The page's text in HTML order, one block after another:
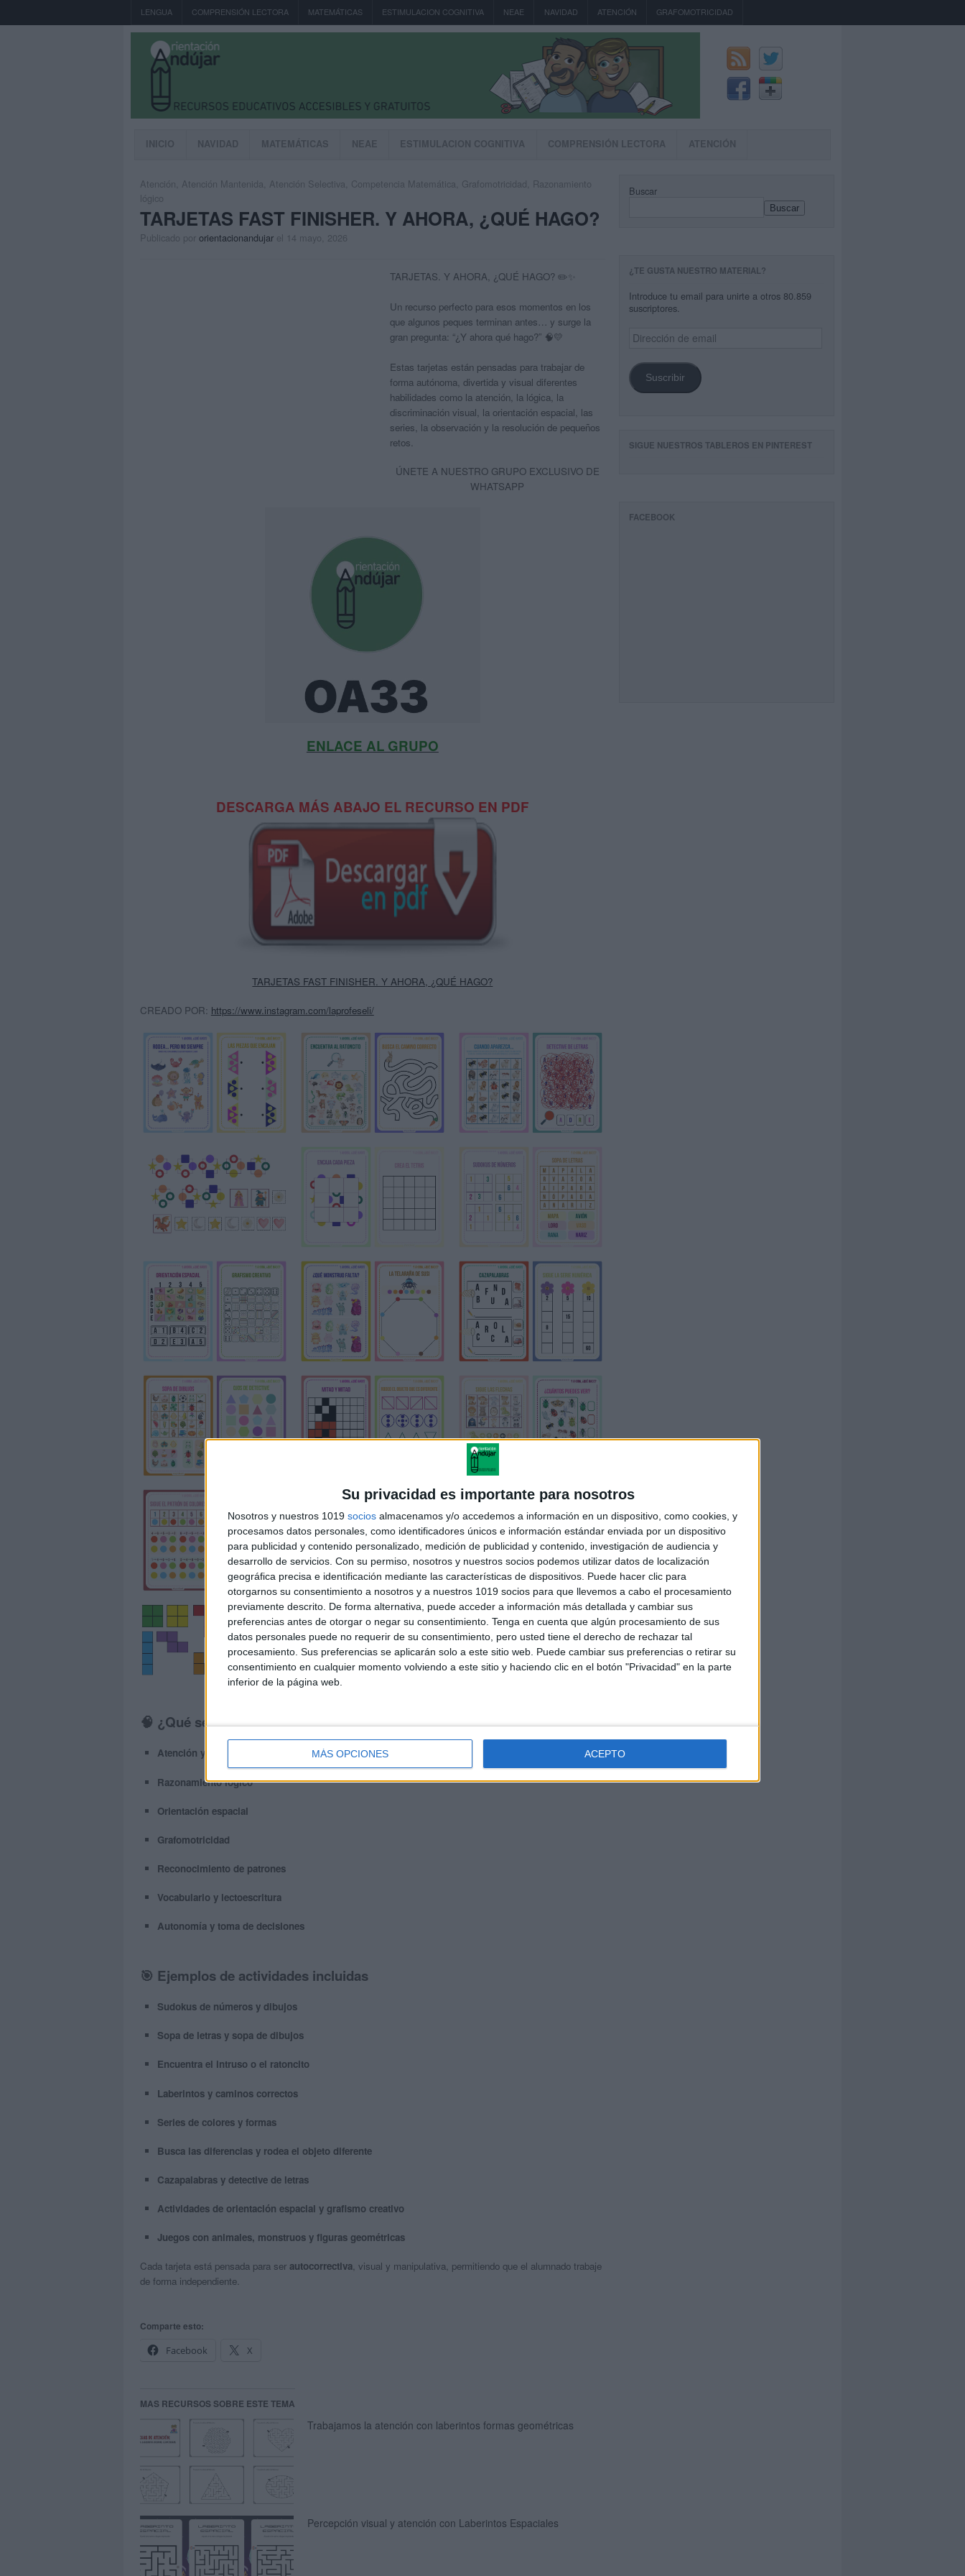
Su privacidad es importante para nosotros
Nosotros y nuestros 1019 socios almacenamos y/o accedemos a información en un dispositivo, como cookies, y
procesamos datos personales, como identificadores únicos e información estándar enviada por un dispositivo
para publicidad y contenido personalizado, medición de publicidad y contenido, investigación de audiencia y
desarrollo de servicios. Con su permiso, nosotros y nuestros socios podemos utilizar datos de localización
geográfica precisa e identificación mediante las características de dispositivos. Puede hacer clic para
otorgarnos su consentimiento a nosotros y a nuestros 1019 socios para que llevemos a cabo el procesamiento
previamente descrito. De forma alternativa, puede acceder a información más detallada y cambiar sus
preferencias antes de otorgar o negar su consentimiento. Tenga en cuenta que algún procesamiento de sus
datos personales puede no requerir de su consentimiento, pero usted tiene el derecho de rechazar tal
procesamiento. Sus preferencias se aplicarán solo a este sitio web. Puede cambiar sus preferencias o retirar su
consentimiento en cualquier momento volviendo a este sitio y haciendo clic en el botón "Privacidad" en la parte
inferior de la página web.
MÁS OPCIONES ACEPTO
LENGUA COMPRENSIÓN LECTORA MATEMÁTICAS ESTIMULACION COGNITIVA NEAE NAVIDAD ATENCIÓN GRAFOMOTRICIDAD
INICIO NAVIDAD MATEMÁTICAS NEAE ESTIMULACION COGNITIVA COMPRENSIÓN LECTORA ATENCIÓN
Atención Atención Mantenida Atención Selectiva Competencia Matemática Grafomotricidad Razonamiento
lógico
TARJETAS FAST FINISHER. Y AHORA, ¿QUÉ HAGO?
Publicado por orientacionandujar el 14 mayo, 2026
TARJETAS. Y AHORA, ¿QUÉ HAGO? ✏️✨
Un recurso perfecto para esos momentos en los
que algunos peques terminan antes… y surge la
gran pregunta: “¿Y ahora qué hago?” 🧠💛
Estas tarjetas están pensadas para trabajar de
forma autónoma, divertida y visual diferentes
habilidades como la atención, la lógica, la
discriminación visual, la orientación espacial, las
series, la observación y la resolución de pequeños
retos.
ÚNETE A NUESTRO GRUPO EXCLUSIVO DE
WHATSAPP
ENLACE AL GRUPO
DESCARGA MÁS ABAJO EL RECURSO EN PDF
TARJETAS FAST FINISHER. Y AHORA, ¿QUÉ HAGO?
CREADO POR: https://www.instagram.com/laprofeseli/
🧠 ¿Qué se trabaja con estas tarjetas?
Atención y concentración
Razonamiento lógico
Orientación espacial
Grafomotricidad
Reconocimiento de patrones
Vocabulario y lectoescritura
Autonomía y toma de decisiones
🎯 Ejemplos de actividades incluidas
Sudokus de números y dibujos
Sopa de letras y sopa de dibujos
Encuentra el intruso o el ratoncito
Laberintos y caminos correctos
Series de colores y formas
Busca las diferencias y rodea el objeto diferente
Cazapalabras y detective de letras
Actividades de orientación espacial y grafismo creativo
Juegos con animales, monstruos y figuras geométricas
Cada tarjeta está pensada para ser autocorrectiva, visual y manipulativa, permitiendo que el alumnado trabaje
de forma independiente.
Comparte esto:
Facebook
X
MAS RECURSOS SOBRE ESTE TEMA
Trabajamos la atención con laberintos formas geométricas
Percepción visual y atención con Laberintos Espaciales
Buscar
Buscar
¿TE GUSTA NUESTRO MATERIAL?
Introduce tu email para unirte a otros 80.859
suscriptores.
Dirección
de
Suscribir
SIGUE NUESTROS TABLEROS EN PINTEREST
FACEBOOK